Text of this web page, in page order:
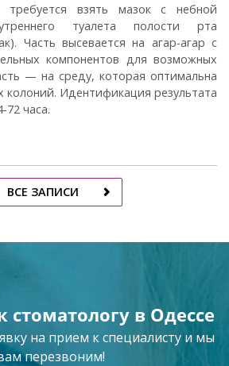
требуется взять мазок с небной
туалета полости рта
Часть высевается на агар-агар с
компонентов для возможных
— на среду, которая оптимальна
колоний. Идентификация результата
72 часа.
ВСЕ ЗАПИСИ
стоматологу в Одессе
на прием к специалисту и мы
перезвоним!